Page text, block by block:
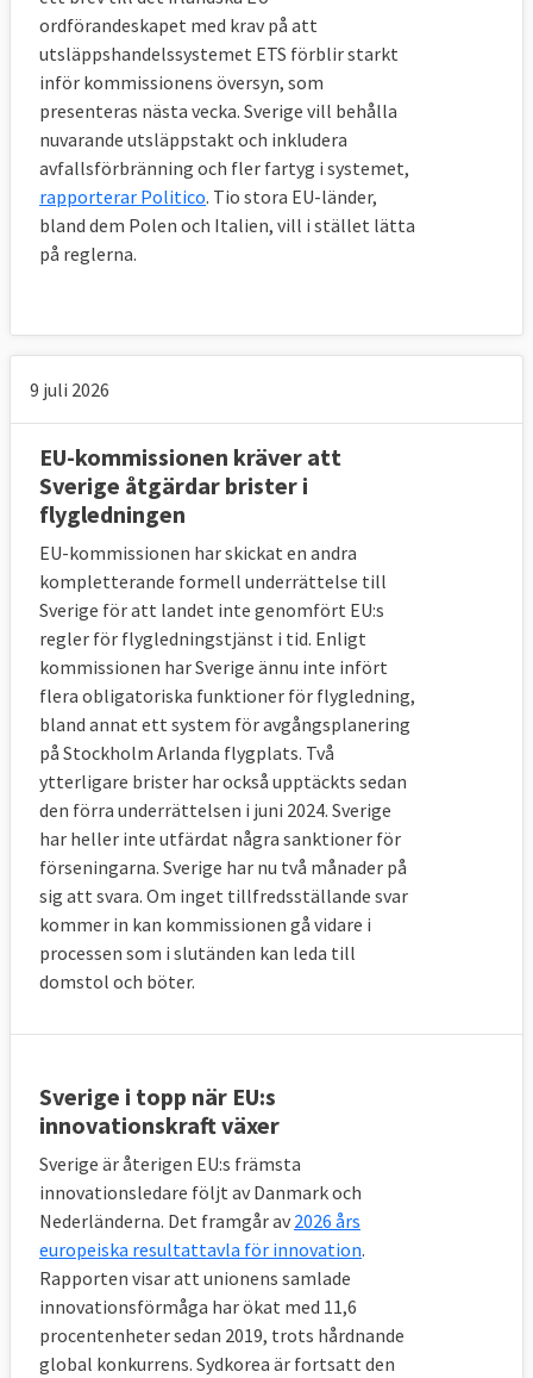
ordförandeskapet med krav på att
utsläppshandelssystemet ETS förblir starkt
inför kommissionens översyn, som
presenteras nästa vecka. Sverige vill behålla
nuvarande utsläppstakt och inkludera
avfallsförbränning och fler fartyg i systemet,
rapporterar Politico. Tio stora EU-länder,
bland dem Polen och Italien, vill i stället lätta
på reglerna.
9 juli 2026
EU-kommissionen kräver att
Sverige åtgärdar brister i
flygledningen
EU-kommissionen har skickat en andra
kompletterande formell underrättelse till
Sverige för att landet inte genomfört EU:s
regler för flygledningstjänst i tid. Enligt
kommissionen har Sverige ännu inte infört
flera obligatoriska funktioner för flygledning,
bland annat ett system för avgångsplanering
på Stockholm Arlanda flygplats. Två
ytterligare brister har också upptäckts sedan
den förra underrättelsen i juni 2024. Sverige
har heller inte utfärdat några sanktioner för
förseningarna. Sverige har nu två månader på
sig att svara. Om inget tillfredsställande svar
kommer in kan kommissionen gå vidare i
processen som i slutänden kan leda till
domstol och böter.
Sverige i topp när EU:s
innovationskraft växer
Sverige är återigen EU:s främsta
innovationsledare följt av Danmark och
Nederländerna. Det framgår av 2026 års
europeiska resultattavla för innovation.
Rapporten visar att unionens samlade
innovationsförmåga har ökat med 11,6
procentenheter sedan 2019, trots hårdnande
global konkurrens. Sydkorea är fortsatt den